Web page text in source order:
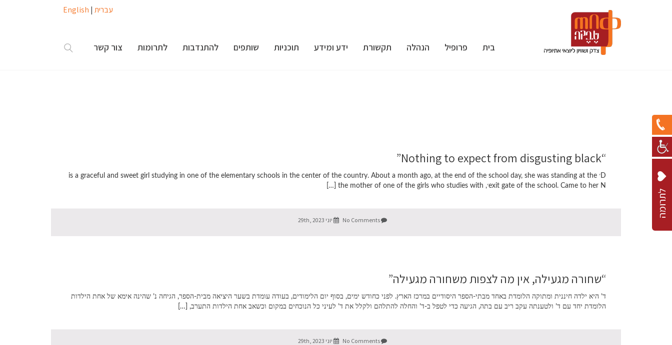
English | עברית
בית פרופיל הנהלה תקשורת ידע ומידע תוכניות שותפים להתנדבות לתרומות צור קשר
ל
ת
ר
ו
מ
ה
“Nothing to expect from disgusting black”
D׳ is a graceful and sweet girl studying in one of the elementary schools in the center of the country. About a month ago, at the end of the school day, she was standing at the
exit gate of the school. Came to her N׳, the mother of one of the girls who studies with […]
No Comments יוני 29th, 2023
“שחורה מגעילה, אין מה לצפות משחורה מגעילה”
ד’ היא ילדה חיננית ומתוקה הלומדת באחד מבתי-הספר היסודיים במרכז הארץ. לפני כחודש ימים, בסוף יום הלימודים, בעודה עומדת בשער היציאה מבית-הספר, הגיחה נ’ שהינה אימא של אחת הילדות
הלומדת יחד עם ד’ ולטענתה עקב ריב עם בתה, הגיעה כדי לטפל ב-ד’ והחלה להתלהם ולקלל את ד’ לעיני כל הנוכחים במקום וכשאב אחת הילדות התערב, […]
No Comments יוני 29th, 2023